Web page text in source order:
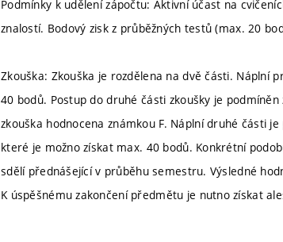
Podmínky k udělení zápočtu: Aktivní účast na
znalostí. Bodový zisk z průběžných testů (max. 20
Zkouška: Zkouška je rozdělena na dvě části. Náplní
40 bodů. Postup do druhé části zkoušky je
zkouška hodnocena známkou F. Náplní druhé části
které je možno získat max. 40 bodů. Konkrétní
sdělí přednášející v průběhu semestru. Výsledné
K úspěšnému zakončení předmětu je nutno získat